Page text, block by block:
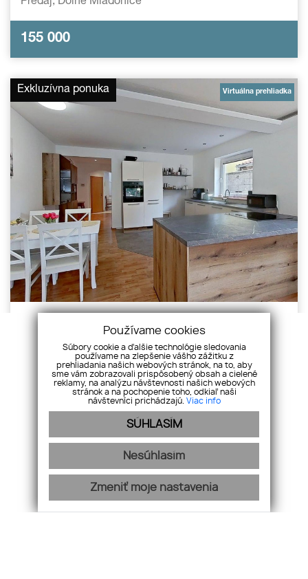
Predaj, Dolné Mladonice
155 000
Exkluzívna ponuka Virtuálna prehliadka
🏡 Na prenájom rodinný dom v centre
Šenkvíc
Šenkvice
Používame cookies
Súbory cookie a ďalšie technológie sledovania
používame na zlepšenie vášho zážitku z
prehliadania našich webových stránok, na to, aby
sme vám zobrazovali prispôsobený obsah a cielené
reklamy, na analýzu návštevnosti našich webových
stránok a na pochopenie toho, odkiaľ naši
návštevníci prichádzajú. Viac info
SÚHLASÍM
Nesúhlasím
Zmeniť moje nastavenia